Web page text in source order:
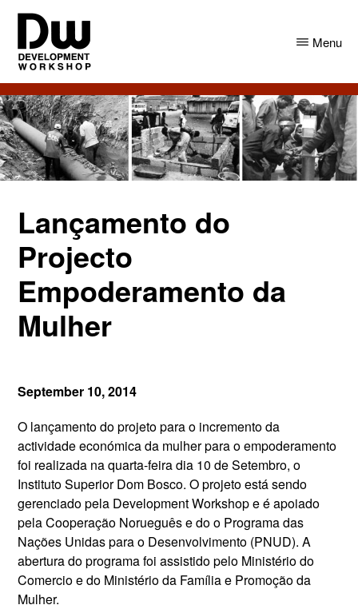
Skip
main
content
Skip
primary
sidebar
DW
Angola
Development
Workshop
Angola
Menu
Lançamento do
Projecto
Empoderamento da
Mulher
September 10, 2014
O lançamento do projeto para o incremento da
actividade económica da mulher para o empoderamento
foi realizada na quarta-feira dia 10 de Setembro, o
Instituto Superior Dom Bosco. O projeto está sendo
gerenciado pela Development Workshop e é apoiado
pela Cooperação Norueguês e do o Programa das
Nações Unidas para o Desenvolvimento (PNUD). A
abertura do programa foi assistido pelo Ministério do
Comercio e do Ministério da Família e Promoção da
Mulher.